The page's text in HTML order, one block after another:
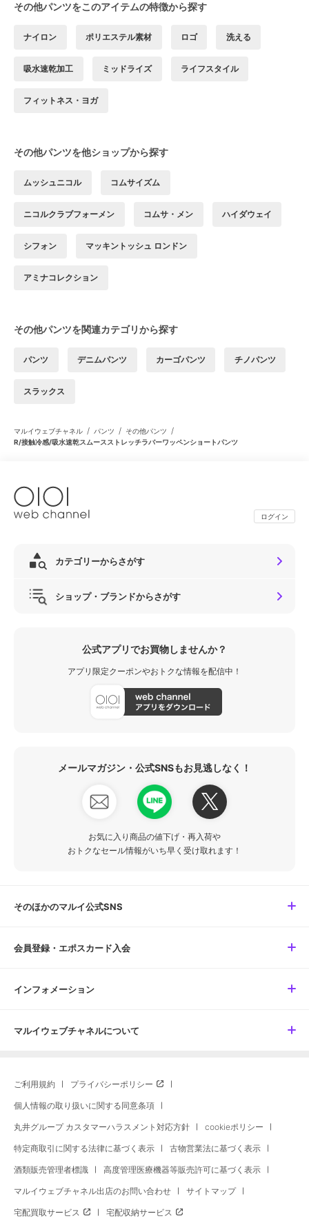
その他パンツをこのアイテムの特徴から探す
ナイロン ポリエステル素材 ロゴ 洗える
吸水速乾加工 ミッドライズ ライフスタイル
フィットネス・ヨガ
その他パンツを他ショップから探す
ムッシュニコル コムサイズム
ニコルクラブフォーメン コムサ・メン ハイダウェイ
シフォン マッキントッシュ ロンドン
アミナコレクション
その他パンツを関連カテゴリから探す
パンツ デニムパンツ カーゴパンツ チノパンツ
スラックス
マルイウェブチャネル / パンツ / その他パンツ /
R/接触冷感/吸水速乾スムースストレッチラバーワッペンショートパンツ
ログイン
カテゴリーからさがす
ショップ・ブランドからさがす
公式アプリでお買物しませんか？
アプリ限定クーポンやおトクな情報を配信中！
メールマガジン・公式SNSもお見逃しなく！
お気に入り商品の値下げ・再入荷や
おトクなセール情報がいち早く受け取れます！
そのほかのマルイ公式SNS
会員登録・エポスカード入会
インフォメーション
マルイウェブチャネルについて
ご利用規約 プライバシーポリシー
個人情報の取り扱いに関する同意条項
丸井グループ カスタマーハラスメント対応方針 cookieポリシー
特定商取引に関する法律に基づく表示 古物営業法に基づく表示
酒類販売管理者標識 高度管理医療機器等販売許可に基づく表示
マルイウェブチャネル出店のお問い合わせ サイトマップ
宅配買取サービス 宅配収納サービス